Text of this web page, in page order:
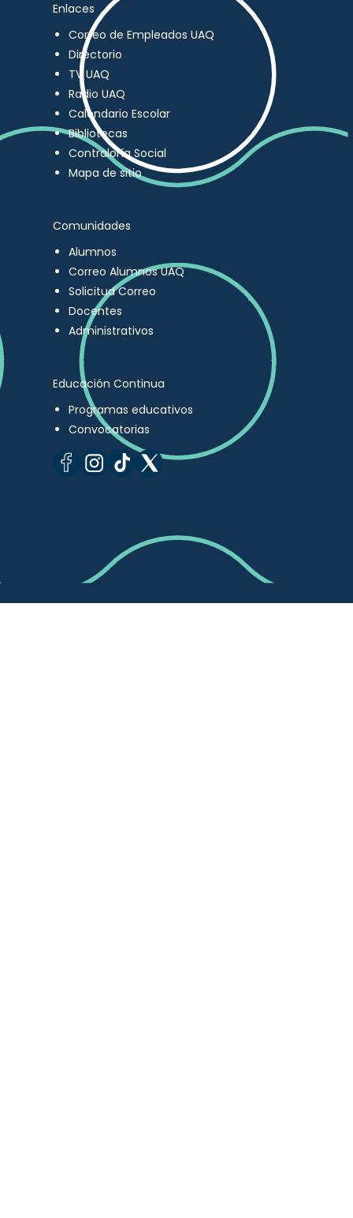
Enlaces
Correo de Empleados UAQ
Directorio
TV UAQ
Radio UAQ
Calendario Escolar
Bibliotecas
Contraloría Social
Mapa de sitio
Comunidades
Alumnos
Correo Alumnos UAQ
Solicitud Correo
Docentes
Administrativos
Educación Continua
Programas educativos
Convocatorias